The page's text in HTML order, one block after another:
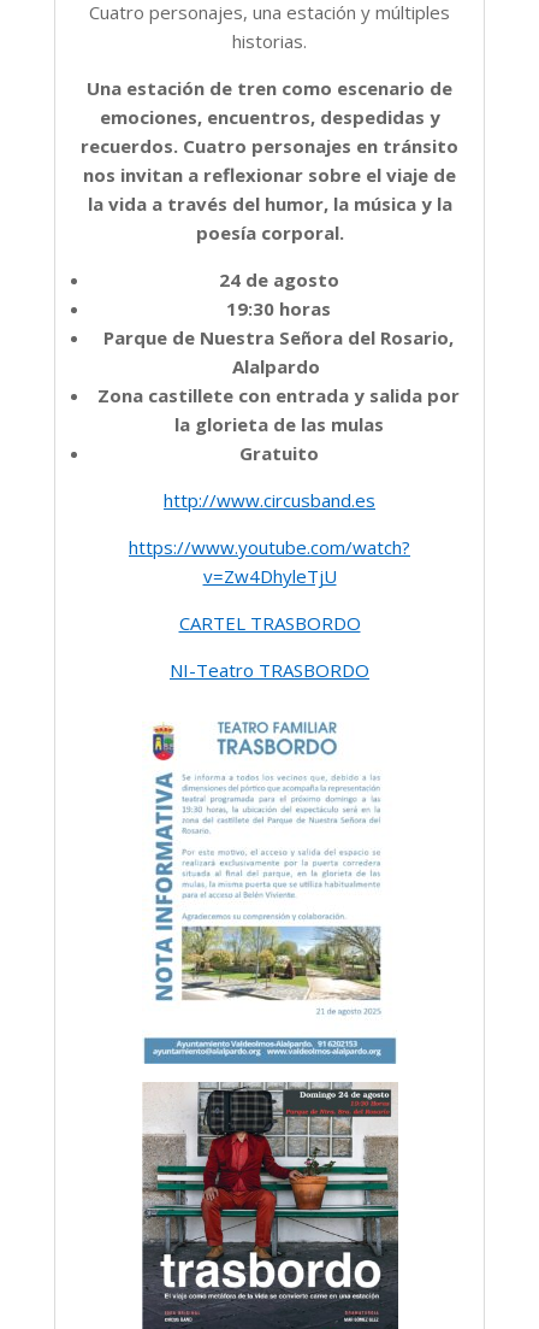
Cuatro personajes, una estación y múltiples
historias.
Una estación de tren como escenario de
emociones, encuentros, despedidas y
recuerdos. Cuatro personajes en tránsito
nos invitan a reflexionar sobre el viaje de
la vida a través del humor, la música y la
poesía corporal.
24 de agosto
19:30 horas
Parque de Nuestra Señora del Rosario,
Alalpardo
Zona castillete con entrada y salida por
la glorieta de las mulas
Gratuito
http://www.circusband.es
https://www.youtube.com/watch?
v=Zw4DhyleTjU
CARTEL TRASBORDO
NI-Teatro TRASBORDO